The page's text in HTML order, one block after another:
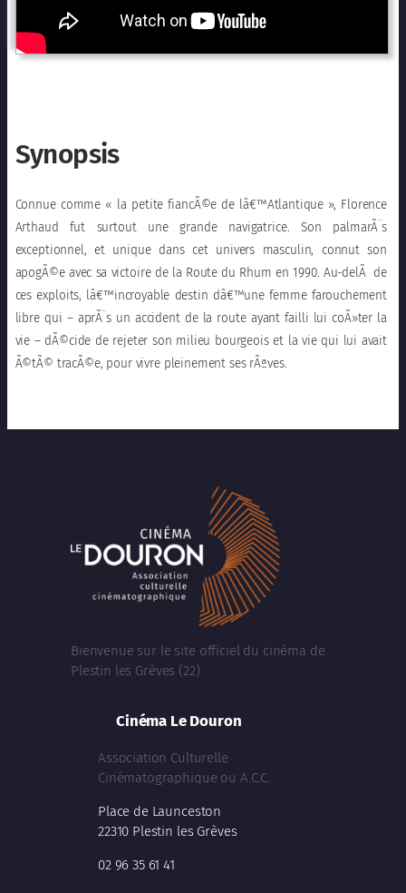
Synopsis
Connue comme « la petite fiancÃ©e de lâ€™Atlantique », Florence
Arthaud fut surtout une grande navigatrice. Son palmarÃ¨s
exceptionnel, et unique dans cet univers masculin, connut son
apogÃ©e avec sa victoire de la Route du Rhum en 1990. Au-delÃ de
ces exploits, lâ€™incroyable destin dâ€™une femme farouchement
libre qui – aprÃ¨s un accident de la route ayant failli lui coÃ»ter la
vie – dÃ©cide de rejeter son milieu bourgeois et la vie qui lui avait
Ã©tÃ© tracÃ©e, pour vivre pleinement ses rÃªves.
Bienvenue sur le site officiel du cinéma de
Plestin les Grèves (22)
Cinéma Le Douron
Association Culturelle
Cinématographique ou A.C.C.
Place de Launceston
22310 Plestin les Grèves
02 96 35 61 41